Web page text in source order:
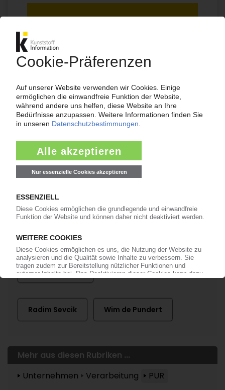
Ihr KI Zugang
ab99€/Monat
Jetzt kostenlos testen
Bereits KI-Abonnent? Jetzt
anmelden!
Mehr zu ...
Knaus Tabbert
Radim Sevcik Wim de Pundert
Mehr aus diesen Rubriken ...
Unternehmen
Verarbeitung
PUR